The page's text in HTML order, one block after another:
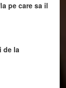
pe care sa il
de la